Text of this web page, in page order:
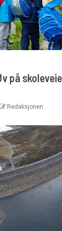
på
Redaksjonen